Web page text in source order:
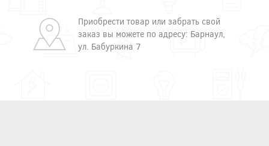
Приобрести товар или забрать свой
заказ вы можете по адресу: Барнаул,
ул. Бабуркина 7